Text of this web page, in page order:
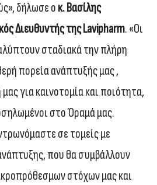
δήλωσε ο κ. Βασίλης
Διευθυντής της Lavipharm. «Οι
σταδιακά την πλήρη
πορεία ανάπτυξής μας ,
για καινοτομία και ποιότητα,
στο Όραμά μας.
σε τομείς με
που θα συμβάλλουν
στόχων μας και